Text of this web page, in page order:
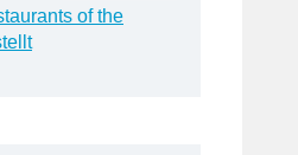
of the